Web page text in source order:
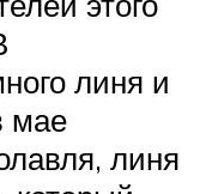
линя и
мае
линя